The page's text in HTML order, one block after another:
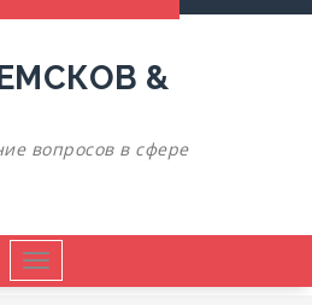
вопросов в сфере
Показать/
Скрыть